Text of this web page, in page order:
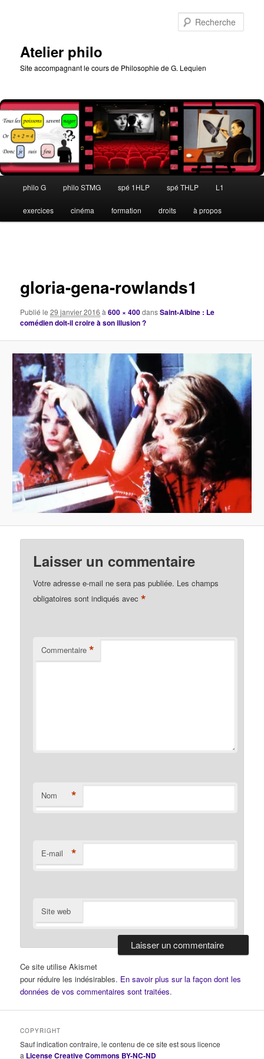
Atelier philo
Site accompagnant le cours de Philosophie de G. Lequien
principal
philo G philo STMG spé 1HLP spé THLP L1
exercices cinéma formation droits à propos
gloria-gena-rowlands1
Publié le29 janvier 2016 à600 × 400dansSaint-Albine : Le
comédien doit-il croire à son illusion ?
Laisser un commentaire
Votre adresse e-mail ne sera pas publiée. Les champs
obligatoires sont indiqués avec*
Commentaire *
Nom *
E-mail *
Site web
Ce site utilise Akismet
pour réduire les indésirables. En savoir plus sur la façon dont les
données de vos commentaires sont traitées.
COPYRIGHT
Sauf indication contraire, le contenu de ce site est sous licence
a License Creative Commons BY-NC-ND